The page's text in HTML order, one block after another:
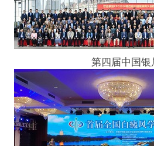
第四届中国银